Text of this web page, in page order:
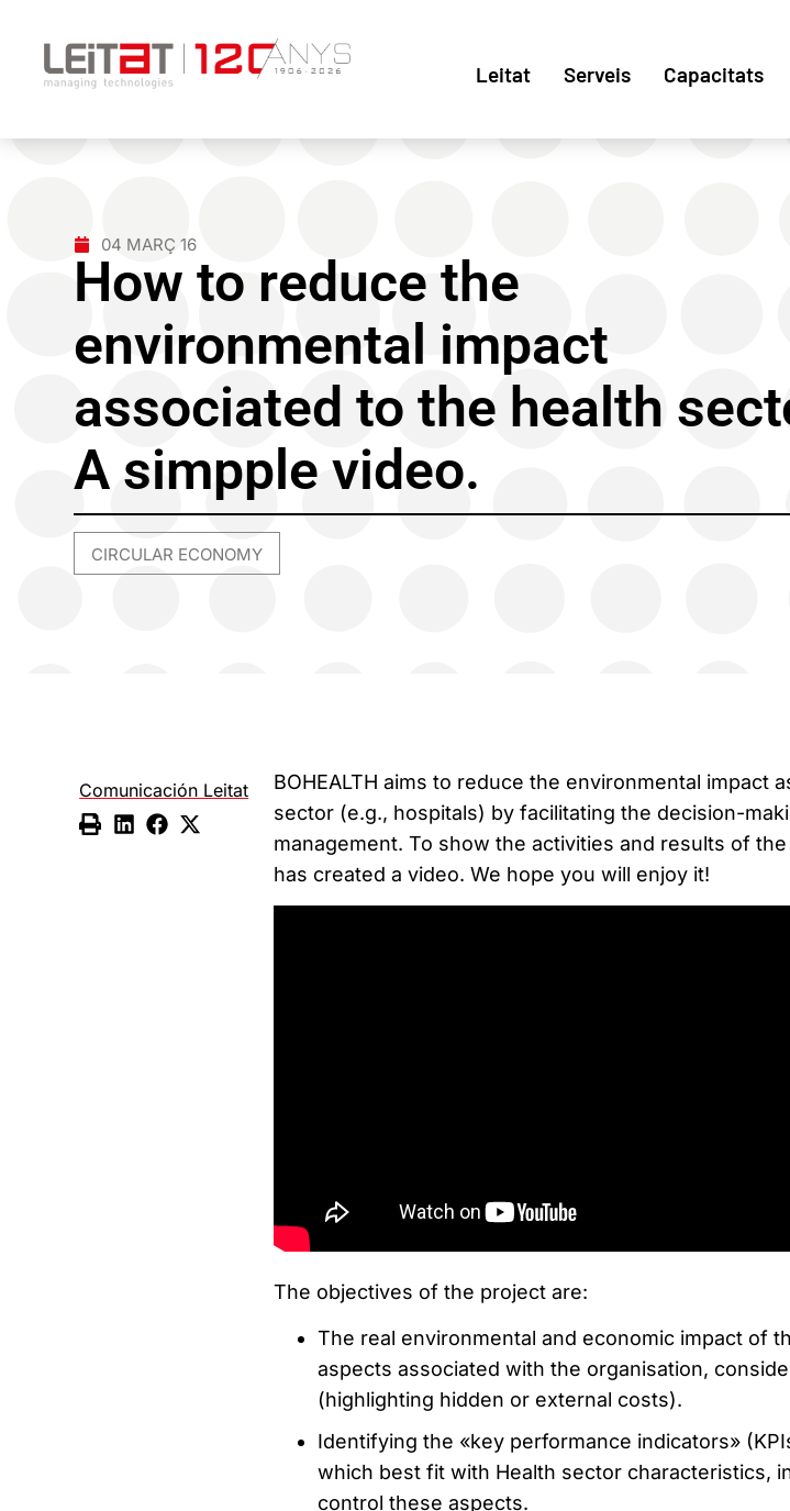
Leitat Serveis Capacitats
04 MARÇ 16
How to reduce the
environmental impact
associated to the health
A simpple video.
CIRCULAR ECONOMY
Comunicación Leitat
BOHEALTH aims to reduce the environmental impact
sector (e.g., hospitals) by facilitating the decision-
management. To show the activities and results of
has created a video. We hope you will enjoy it!
The objectives of the project are:
The real environmental and economic impact of
aspects associated with the organisation,
(highlighting hidden or external costs).
Identifying the «key performance indicators»
which best fit with Health sector characteristics,
control these aspects.